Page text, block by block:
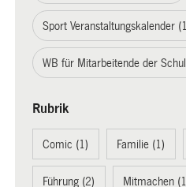
Sport Veranstaltungskalender
WB für Mitarbeitende der
Rubrik
Comic (1) Familie (1)
Führung (2) Mitmachen